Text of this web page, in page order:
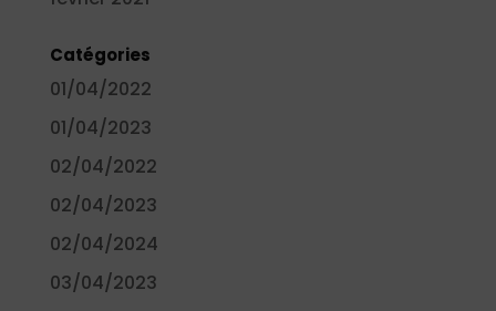
Catégories
01/04/2022
01/04/2023
02/04/2022
02/04/2023
02/04/2024
03/04/2023